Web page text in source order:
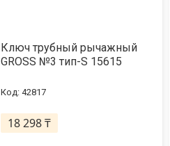
Ключ трубный рычажный
GROSS №3 тип-S 15615
42817
18 298 ₸